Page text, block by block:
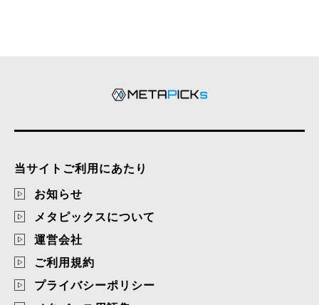
当サイトご利用にあたり
お知らせ
メタピックスについて
運営会社
ご利用規約
プライバシーポリシー